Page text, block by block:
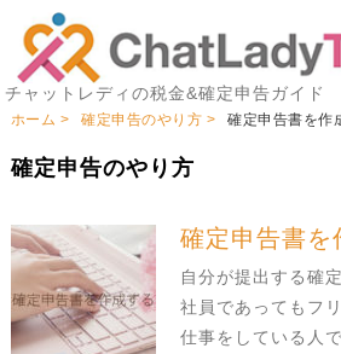
チャットレディの税金&確定申告ガイド
ホーム 確定申告のやり方 確定申告書を作
確定申告のやり方
確定申告書を
自分が提出する確
社員であってもフ
仕事をしている人